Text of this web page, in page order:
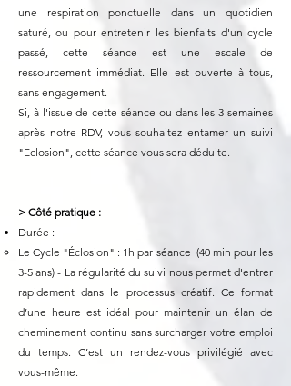
une respiration ponctuelle dans un quotidien
saturé, ou pour entretenir les bienfaits d'un cycle
passé, cette séance est une escale de
ressourcement immédiat. Elle est ouverte à tous,
sans engagement.
Si, à l'issue de cette séance ou dans les 3 semaines
après notre RDV, vous souhaitez entamer un suivi
"Eclosion", cette séance vous sera déduite.
> Côté pratique :
Durée :
Le Cycle "Éclosion" : 1h par séance (40 min pour les
3-5 ans) - La régularité du suivi nous permet d'entrer
rapidement dans le processus créatif. Ce format
d’une heure est idéal pour maintenir un élan de
cheminement continu sans surcharger votre emploi
du temps. C’est un rendez-vous privilégié avec
vous-même.